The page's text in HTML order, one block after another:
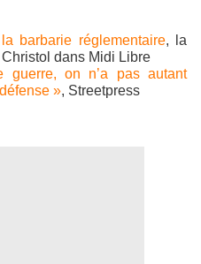
barbarie réglementaire, la
dans Midi Libre
guerre, on n’a pas autant
», Streetpress